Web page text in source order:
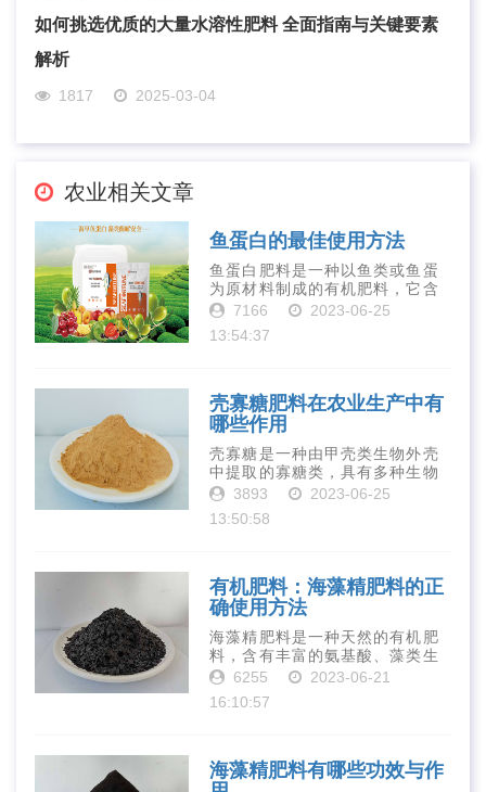
如何挑选优质的大量水溶性肥料 全面指南与关键要素
解析
1817 2025-03-04
农业相关文章
鱼蛋白的最佳使用方法
鱼蛋白肥料是一种以鱼类或鱼蛋
为原材料制成的有机肥料，它含
有丰富的营养物质，如氮、磷、
元素和植物生长因子。这些营养
7166
2023-06-25
13:54:37
壳寡糖肥料在农业生产中有
哪些作用
壳寡糖是一种由甲壳类生物外壳
中提取的寡糖类，具有多种生物
活性和营养价值。在农业生产
是作为一种新型的有机肥料，壳
3893
2023-06-25
13:50:58
有机肥料：海藻精肥料的正
确使用方法
海藻精肥料是一种天然的有机肥
料，含有丰富的氨基酸、藻类生
长素、维生素、微量元素、蛋白
力、促进植物生长、增强植物抗
6255
2023-06-21
16:10:57
海藻精肥料有哪些功效与作